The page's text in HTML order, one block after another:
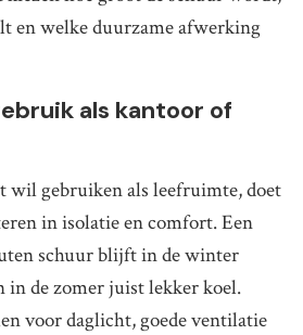
en welke duurzame afwerking
als kantoor of
wil gebruiken als leefruimte, doet
in isolatie en comfort. Een
schuur blijft in de winter
in de zomer juist lekker koel.
voor daglicht, goede ventilatie